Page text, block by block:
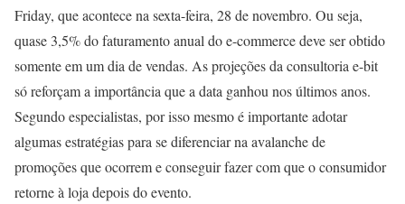
Friday, que acontece na sexta-feira, 28 de novembro. Ou seja,
quase 3,5% do faturamento anual do e-commerce deve ser obtido
somente em um dia de vendas. As projeções da consultoria e-bit
só reforçam a importância que a data ganhou nos últimos anos.
Segundo especialistas, por isso mesmo é importante adotar
algumas estratégias para se diferenciar na avalanche de
promoções que ocorrem e conseguir fazer com que o consumidor
retorne à loja depois do evento.